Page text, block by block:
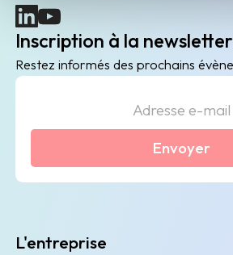
(nouvelle fenêtre)
(nouvelle fenêtre)
Inscription à la newsletter
Restez informés des prochains
Envoyer
L'entreprise